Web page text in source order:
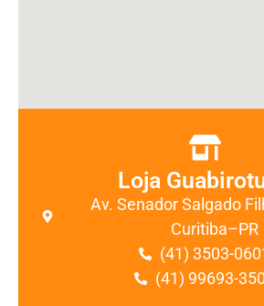
Loja
Av. Senador Salgado
Curitiba–PR
(41) 3503-
(41) 99693-